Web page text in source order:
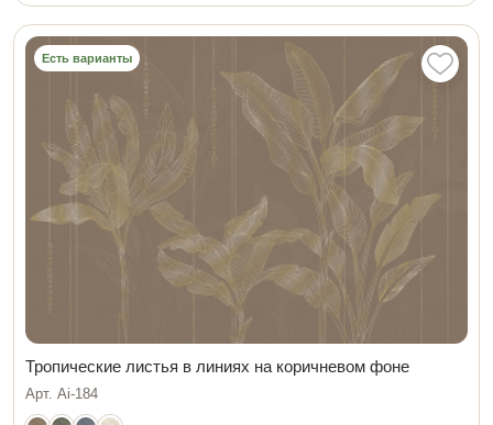
Есть варианты
Тропические листья в линиях на коричневом фоне
Арт. Ai-184